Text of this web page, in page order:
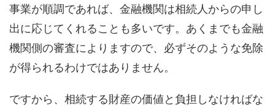
事業が順調であれば、金融機関は相続人からの申し
出に応じてくれることも多いです。あくまでも金融
機関側の審査によりますので、必ずそのような免除
が得られるわけではありません。
ですから、相続する財産の価値と負担しなければな